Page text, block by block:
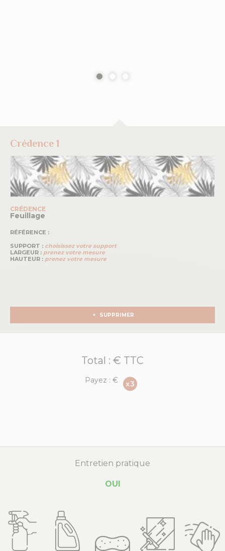
Crédence 1
CRÉDENCE
Feuillage
RÉFÉRENCE :
SUPPORT : choisissez votre support
LARGEUR : prenez votre mesure
HAUTEUR : prenez votre mesure
SUPPRIMER
Total : € TTC
Payez :€
Entretien pratique
OUI